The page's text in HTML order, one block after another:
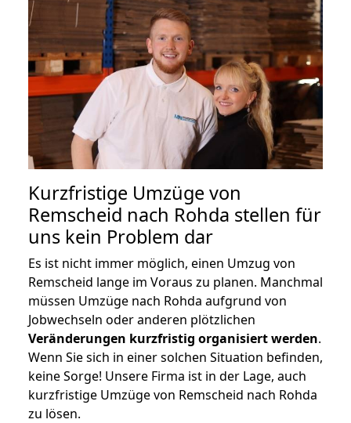
Kurzfristige Umzüge von
Remscheid nach Rohda stellen für
uns kein Problem dar
Es ist nicht immer möglich, einen Umzug von
Remscheid lange im Voraus zu planen. Manchmal
müssen Umzüge nach Rohda aufgrund von
Jobwechseln oder anderen plötzlichen
Veränderungen kurzfristig organisiert werden.
Wenn Sie sich in einer solchen Situation befinden,
keine Sorge! Unsere Firma ist in der Lage, auch
kurzfristige Umzüge von Remscheid nach Rohda
zu lösen.